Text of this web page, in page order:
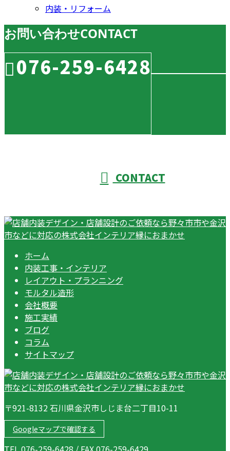
内装・リフォーム
お問い合わせCONTACT
076-259-6428
CONTACT
ホーム
内装工事・インテリア
レイアウト・プランニング
モルタル造形
会社概要
施工実績
ブログ
コラム
サイトマップ
〒921-8132 石川県金沢市しじま台二丁目10-11
Googleマップで確認する